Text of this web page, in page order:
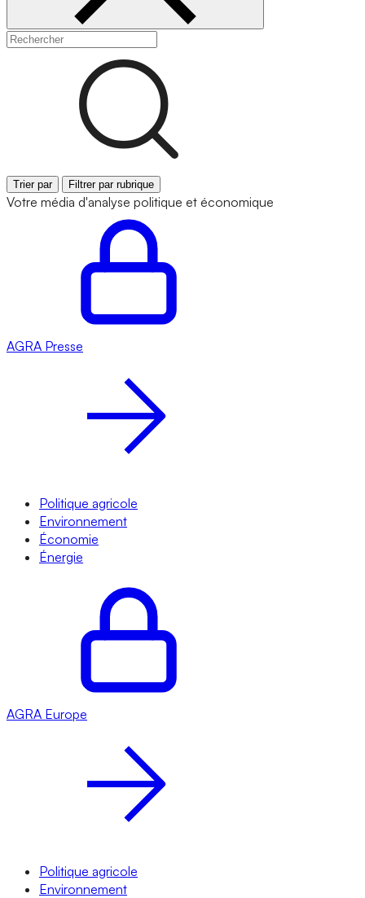
Trier par Filtrer par rubrique
Votre média d'analyse politique et économique
AGRA Presse
Politique agricole
Environnement
Économie
Énergie
AGRA Europe
Politique agricole
Environnement